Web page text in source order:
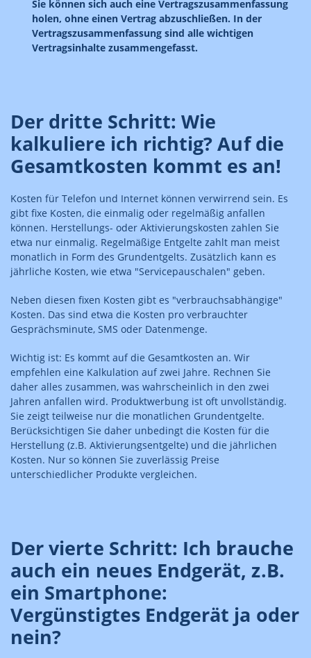
Sie können sich auch eine Vertragszusammenfassung
holen, ohne einen Vertrag abzuschließen. In der
Vertragszusammenfassung sind alle wichtigen
Vertragsinhalte zusammengefasst.
Der dritte Schritt: Wie
kalkuliere ich richtig? Auf die
Gesamtkosten kommt es an!
Kosten für Telefon und Internet können verwirrend sein. Es
gibt fixe Kosten, die einmalig oder regelmäßig anfallen
können. Herstellungs- oder Aktivierungskosten zahlen Sie
etwa nur einmalig. Regelmäßige Entgelte zahlt man meist
monatlich in Form des Grundentgelts. Zusätzlich kann es
jährliche Kosten, wie etwa "Servicepauschalen" geben.
Neben diesen fixen Kosten gibt es "verbrauchsabhängige"
Kosten. Das sind etwa die Kosten pro verbrauchter
Gesprächsminute, SMS oder Datenmenge.
Wichtig ist: Es kommt auf die Gesamtkosten an. Wir
empfehlen eine Kalkulation auf zwei Jahre. Rechnen Sie
daher alles zusammen, was wahrscheinlich in den zwei
Jahren anfallen wird. Produktwerbung ist oft unvollständig.
Sie zeigt teilweise nur die monatlichen Grundentgelte.
Berücksichtigen Sie daher unbedingt die Kosten für die
Herstellung (z.B. Aktivierungsentgelte) und die jährlichen
Kosten. Nur so können Sie zuverlässig Preise
unterschiedlicher Produkte vergleichen.
Der vierte Schritt: Ich brauche
auch ein neues Endgerät, z.B.
ein Smartphone:
Vergünstigtes Endgerät ja oder
nein?